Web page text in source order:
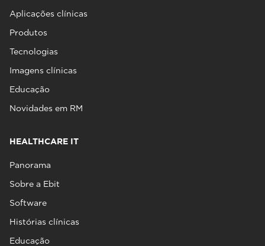
Aplicações clínicas
Produtos
Tecnologias
Imagens clínicas
Educação
Novidades em RM
HEALTHCARE IT
Panorama
Sobre a Ebit
Software
Histórias clínicas
Educação